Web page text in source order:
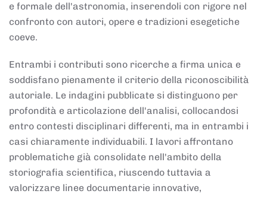
e formale dell'astronomia, inserendoli con rigore nel
confronto con autori, opere e tradizioni esegetiche
coeve.
Entrambi i contributi sono ricerche a firma unica e
soddisfano pienamente il criterio della riconoscibilità
autoriale. Le indagini pubblicate si distinguono per
profondità e articolazione dell'analisi, collocandosi
entro contesti disciplinari differenti, ma in entrambi i
casi chiaramente individuabili. I lavori affrontano
problematiche già consolidate nell'ambito della
storiografia scientifica, riuscendo tuttavia a
valorizzare linee documentarie innovative,